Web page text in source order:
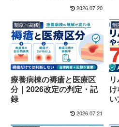
2026.07.20
制度・実務
療養病棟の褥瘡と医療区
分｜2026改定の判定・記
録
2026.07.21
制